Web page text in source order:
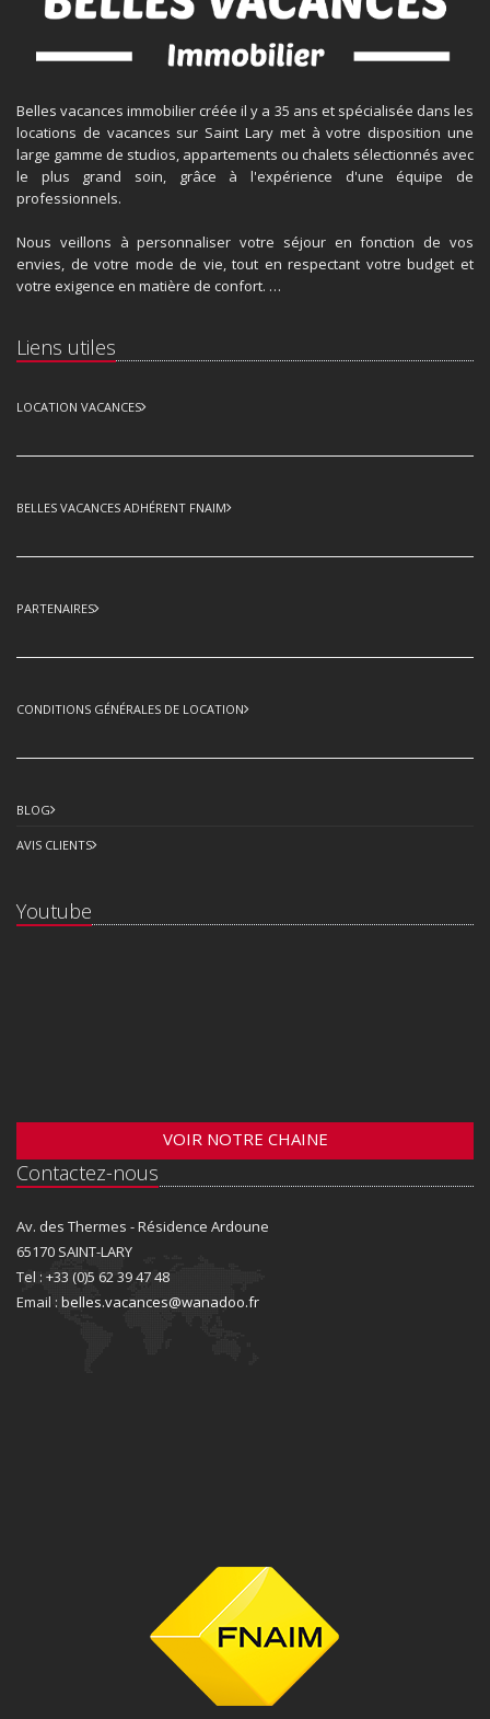
Belles vacances immobilier créée il y a 35 ans et spécialisée dans les
locations de vacances sur Saint Lary met à votre disposition une
large gamme de studios, appartements ou chalets sélectionnés avec
le plus grand soin, grâce à l'expérience d'une équipe de
professionnels.
Nous veillons à personnaliser votre séjour en fonction de vos
envies, de votre mode de vie, tout en respectant votre budget et
votre exigence en matière de confort. …
Liens utiles
LOCATION VACANCES
BELLES VACANCES ADHÉRENT FNAIM
PARTENAIRES
CONDITIONS GÉNÉRALES DE LOCATION
BLOG
AVIS CLIENTS
Youtube
VOIR NOTRE CHAINE
Contactez-nous
Av. des Thermes - Résidence Ardoune
65170 SAINT-LARY
Tel : +33 (0)5 62 39 47 48
Email : belles.vacances@wanadoo.fr